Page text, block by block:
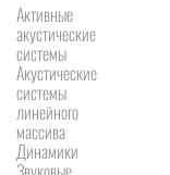
Активные
акустические
системы
Акустические
системы
линейного
массива
Динамики